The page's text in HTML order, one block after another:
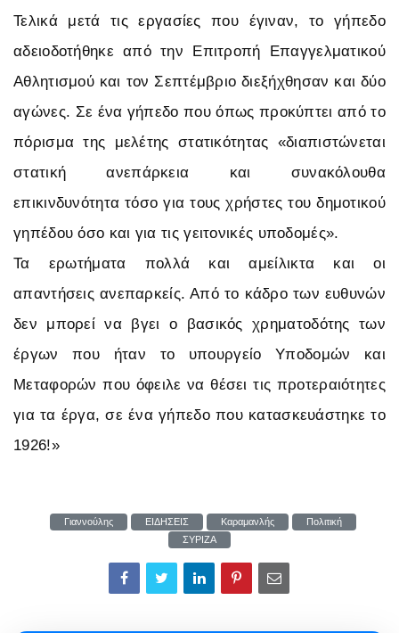
Τελικά μετά τις εργασίες που έγιναν, το γήπεδο
αδειοδοτήθηκε από την Επιτροπή Επαγγελματικού
Αθλητισμού και τον Σεπτέμβριο διεξήχθησαν και δύο
αγώνες. Σε ένα γήπεδο που όπως προκύπτει από το
πόρισμα της μελέτης στατικότητας «διαπιστώνεται
στατική ανεπάρκεια και συνακόλουθα
επικινδυνότητα τόσο για τους χρήστες του δημοτικού
γηπέδου όσο και για τις γειτονικές υποδομές».
Τα ερωτήματα πολλά και αμείλικτα και οι
απαντήσεις ανεπαρκείς. Από το κάδρο των ευθυνών
δεν μπορεί να βγει ο βασικός χρηματοδότης των
έργων που ήταν το υπουργείο Υποδομών και
Μεταφορών που όφειλε να θέσει τις προτεραιότητες
για τα έργα, σε ένα γήπεδο που κατασκευάστηκε το
1926!»
Γιαννούλης ΕΙΔΗΣΕΙΣ Καραμανλής
Πολιτική
ΣΥΡΙΖΑ